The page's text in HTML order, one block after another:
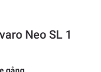
Neo SL 1
gång